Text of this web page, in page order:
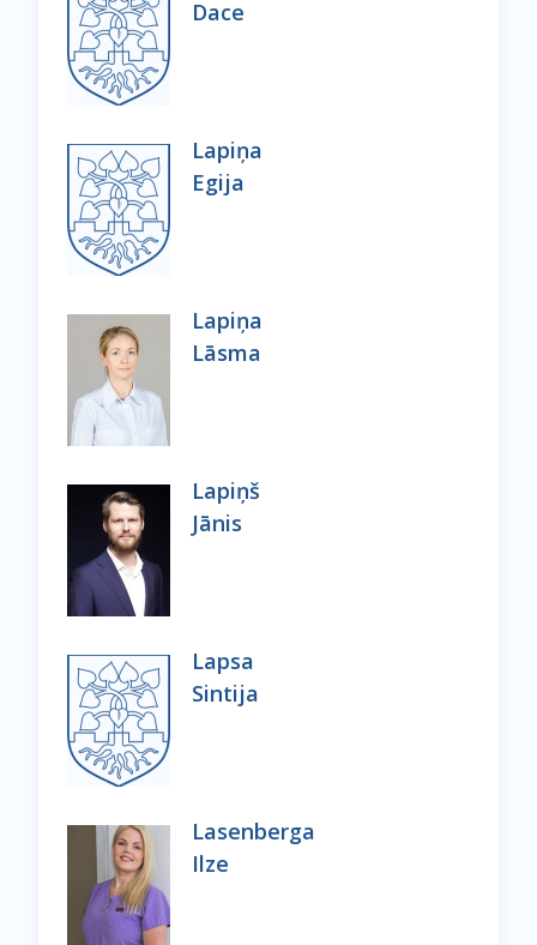
Dace
Lapiņa
Egija
Lapiņa
Lāsma
Lapiņš
Jānis
Lapsa
Sintija
Lasenberga
Ilze